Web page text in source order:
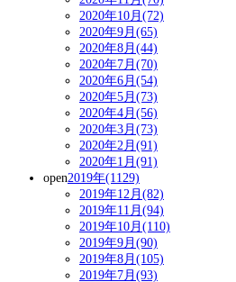
2020年10月(72)
2020年9月(65)
2020年8月(44)
2020年7月(70)
2020年6月(54)
2020年5月(73)
2020年4月(56)
2020年3月(73)
2020年2月(91)
2020年1月(91)
open2019年(1129)
2019年12月(82)
2019年11月(94)
2019年10月(110)
2019年9月(90)
2019年8月(105)
2019年7月(93)